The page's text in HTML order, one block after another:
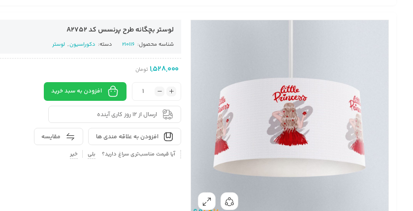
لوستر بچگانه طرح پرنسس کد A2752
شناسه محصول: 210116 دسته: دکوراسیون, لوستر
1,528,000 تومان
افزودن به سبد خرید
ارسال از 12 روز کاری آینده
مقایسه افزودن به علاقه مندی ها
آیا قیمت مناسب‌تری سراغ دارید؟ بلی خیر